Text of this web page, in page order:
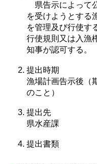
県告示によって
を受けようとする
を管理及び行使す
行使規則又は入漁
知事が認可する。
提出時期
漁場計画告示後（
のこと）
提出先
県水産課
提出書類